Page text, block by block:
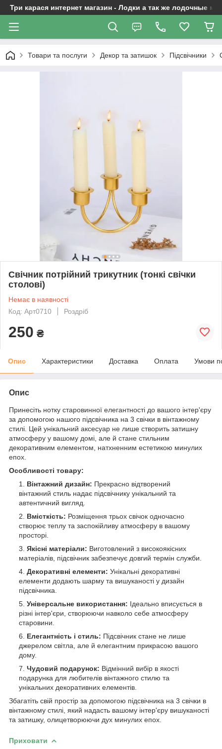
Три карася интернет магазин - Лодки а так же лодочные
Товари та послуги Декор та затишок Підсвічники
Свічник потрійний трикутник (тонкі свічки
столові)
Немає в наявності
Код: Арт0710
Роздріб
250 ₴
Опис Характеристики Доставка Оплата Умови
Опис
Принесіть нотку старовинної елегантності до вашого інтер'єру
за допомогою нашого підсвічника на 3 свічки в вінтажному
стилі. Цей унікальний аксесуар не лише створить затишну
атмосферу у вашому домі, але й стане стильним
декоративним елементом, натхненним естетикою минулих
епох.
Особливості товару:
Вінтажний дизайн: Прекрасно відтворений
вінтажний стиль надає підсвічнику унікальний та
автентичний вигляд.
Вмісткість: Розміщення трьох свічок одночасно
створює теплу та заспокійливу атмосферу в вашому
просторі.
Якісні матеріали: Виготовлений з високоякісних
матеріалів, підсвічник забезпечує довгий термін служби.
Декоративні елементи: Унікальні декоративні
елементи додають шарму та вишуканості у дизайн
підсвічника.
Універсальне використання: Ідеально вписується в
різні інтер'єри, створюючи навколо себе атмосферу
старовини.
Елегантність і стиль: Підсвічник стане не лише
джерелом світла, але й елегантним прикрасою вашого
дому.
Чудовий подарунок: Відмінний вибір в якості
подарунка для любителів вінтажного стилю та
унікальних декоративних елементів.
Збагатіть свій простір за допомогою підсвічника на 3 свічки в
вінтажному стилі, який надасть вашому інтер'єру вишуканості
та затишку, олицетворюючи дух минулих епох.
Приховати